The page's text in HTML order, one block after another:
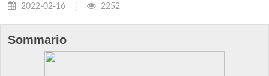
2022-02-16 2252
Sommario